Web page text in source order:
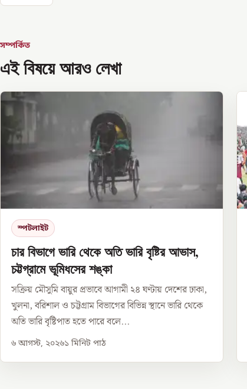
সম্পর্কিত
এই বিষয়ে আরও লেখা
স্পটলাইট
চার বিভাগে ভারি থেকে অতি ভারি বৃষ্টির আভাস,
চট্টগ্রামে ভূমিধসের শঙ্কা
সক্রিয় মৌসুমি বায়ুর প্রভাবে আগামী ২৪ ঘণ্টায় দেশের ঢাকা,
খুলনা, বরিশাল ও চট্টগ্রাম বিভাগের বিভিন্ন স্থানে ভারি থেকে
অতি ভারি বৃষ্টিপাত হতে পারে বলে...
৬ আগস্ট, ২০২৬১ মিনিট পাঠ